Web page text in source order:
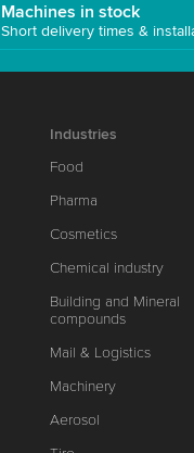
Machines in stock
Short delivery times &
Industries
Food
Pharma
Cosmetics
Chemical industry
Building and Mineral
compounds
Mail & Logistics
Machinery
Aerosol